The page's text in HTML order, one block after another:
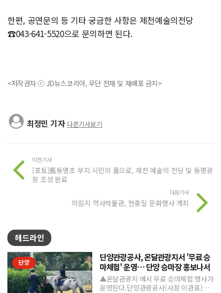
한편, 공연문의 등 기타 궁금한 사항은 제천예술의전당
☎043-641-5520으로 문의하면 된다.
<저작권자 ⓒ JD뉴스코리아, 무단 전재 및 재배포 금지>
최정민 기자 다른기사보기
이전기사
[포토]舊동명초 부지 시민의 품으로, 제천 예술의 전당 및 동명광
장 조성 완료
다음기사
의림지 역사박물관, 현충일 문화행사 개최
헤드라인
단양
단양관광공사, 온달관광지서 '무료 승
마체험' 운영… 단양 승마장 홍보나서
▲온달관광지 에서 무료 승마체험 행사가
운영된다.단양관광공사(사장 이관표)가